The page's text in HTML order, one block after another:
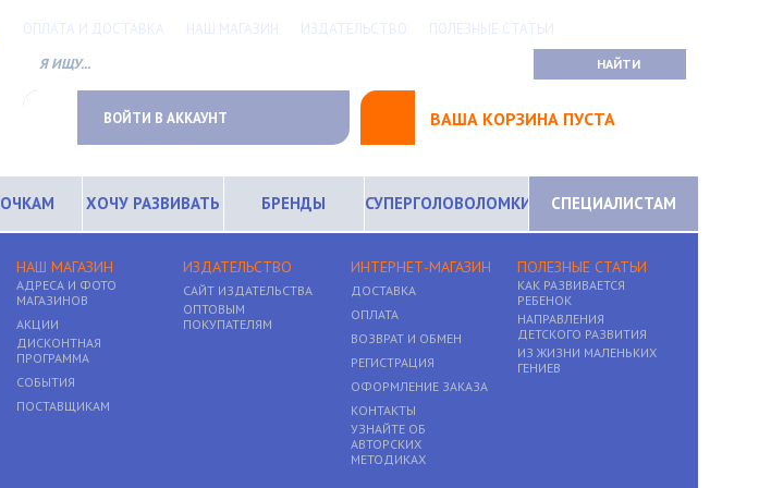
ОПЛАТА И ДОСТАВКА НАШ МАГАЗИН ИЗДАТЕЛЬСТВО ПОЛЕЗНЫЕ СТАТЬИ
ВОЙТИ В АККАУНТ ВАША КОРЗИНА ПУСТА
ХОЧУ РАЗВИВАТЬ БРЕНДЫ СУПЕРГОЛОВОЛОМКИ СПЕЦИАЛИСТАМ
НАШ МАГАЗИН
АДРЕСА И ФОТО
МАГАЗИНОВ
АКЦИИ
ДИСКОНТНАЯ
ПРОГРАММА
СОБЫТИЯ
ПОСТАВЩИКАМ
ИЗДАТЕЛЬСТВО
САЙТ ИЗДАТЕЛЬСТВА
ОПТОВЫМ
ПОКУПАТЕЛЯМ
ИНТЕРНЕТ-МАГАЗИН
ДОСТАВКА
ОПЛАТА
ВОЗВРАТ И ОБМЕН
РЕГИСТРАЦИЯ
ОФОРМЛЕНИЕ ЗАКАЗА
КОНТАКТЫ
УЗНАЙТЕ ОБ
АВТОРСКИХ
МЕТОДИКАХ
ПОЛЕЗНЫЕ СТАТЬИ
КАК РАЗВИВАЕТСЯ
РЕБЕНОК
НАПРАВЛЕНИЯ
ДЕТСКОГО РАЗВИТИЯ
ИЗ ЖИЗНИ МАЛЕНЬКИХ
ГЕНИЕВ